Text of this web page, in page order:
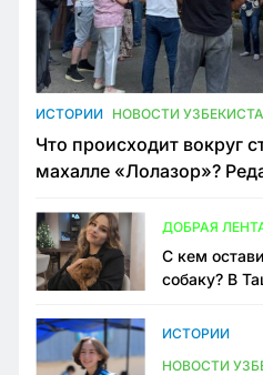
ИСТОРИИ НОВОСТИ
Что происходит вокруг
махалле «Лолазор»?
конфликта
ДОБРАЯ
С кем
собаку? В
ИСТОРИИ
НОВОСТИ